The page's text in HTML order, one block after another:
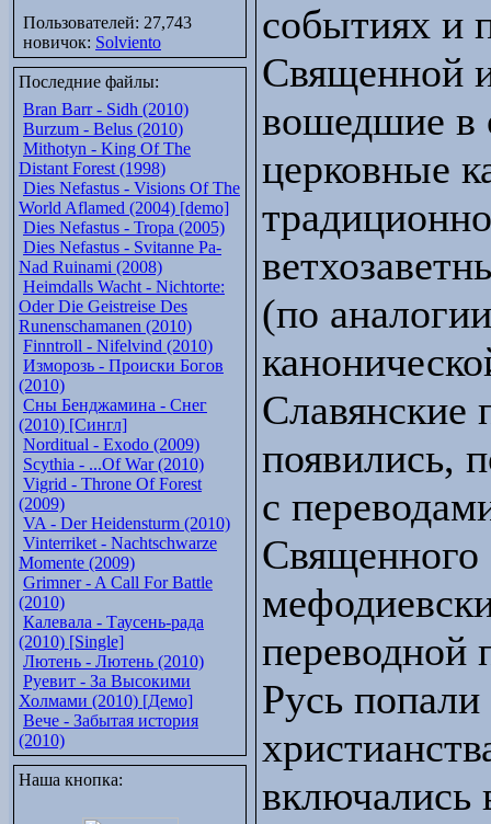
Пользователей: 27,743
новичок: Solviento
Последние файлы:
Bran Barr - Sidh (2010)
Burzum - Belus (2010)
Mithotyn - King Of The
Distant Forest (1998)
Dies Nefastus - Visions Of The
World Aflamed (2004) [demo]
Dies Nefastus - Tropa (2005)
Dies Nefastus - Svitanne Pa-
Nad Ruinami (2008)
Heimdalls Wacht - Nichtorte:
Oder Die Geistreise Des
Runenschamanen (2010)
Finntroll - Nifelvind (2010)
Изморозь - Происки Богов
(2010)
Сны Бенджамина - Снег
(2010) [Сингл]
Norditual - Exodo (2009)
Scythia - ...Of War (2010)
Vigrid - Throne Of Forest
(2009)
VA - Der Heidensturm (2010)
Vinterriket - Nachtschwarze
Momente (2009)
Grimner - A Call For Battle
(2010)
Калевала - Таусень-рада
(2010) [Single]
Лютень - Лютень (2010)
Руевит - За Высокими
Холмами (2010) [Демо]
Вече - Забытая история
(2010)
Наша кнопка:
событиях и
Священной
вошедшие в
церковные
(по
Славянские
появились,
с
Священного
переводной
Русь
включались